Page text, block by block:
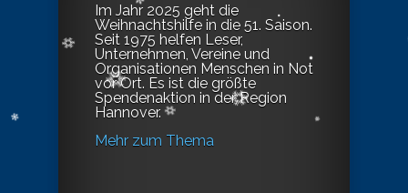
Im Jahr 2025 geht die
Weihnachtshilfe in die 51. Saison.
Seit 1975 helfen Leser,
Unternehmen, Vereine und
Organisationen Menschen in Not
vor Ort. Es ist die größte
Spendenaktion in der Region
Hannover.
Mehr zum Thema